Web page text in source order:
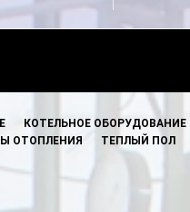
КОТЕЛЬНОЕ ОБОРУДОВАНИЕ
ОТОПЛЕНИЯ ТЕПЛЫЙ ПОЛ